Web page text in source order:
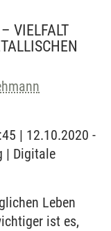
VIELFALT
| 12.10.2020 -
| Digitale
Leben
ist es,